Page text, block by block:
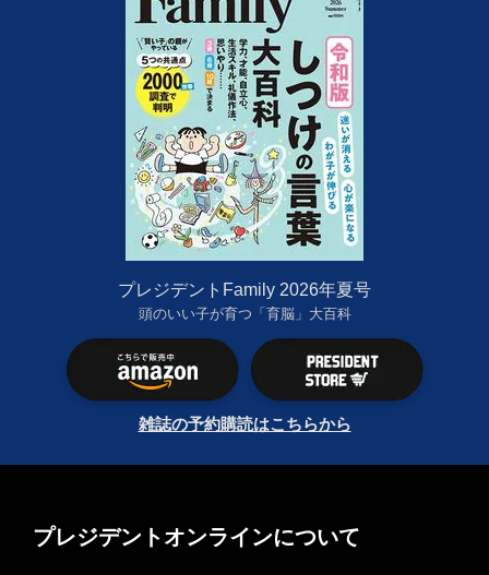
プレジデントFamily 2026年夏号
頭のいい子が育つ「育脳」大百科
雑誌の予約購読はこちらから
プレジデントオンラインについて